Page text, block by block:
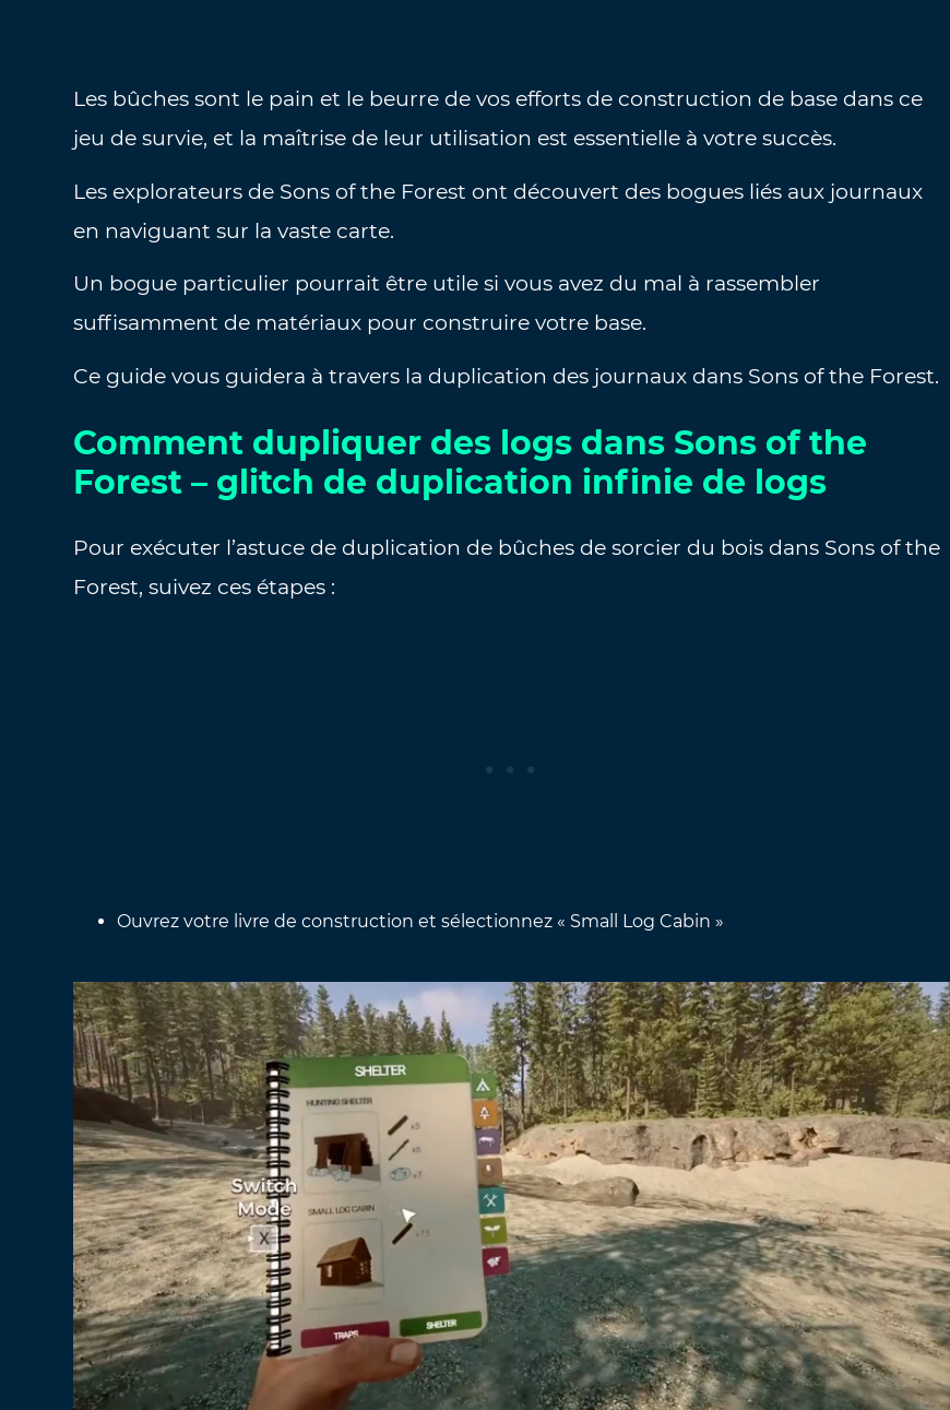
Les bûches sont le pain et le beurre de vos efforts de construction de base dans ce
jeu de survie, et la maîtrise de leur utilisation est essentielle à votre succès.
Les explorateurs de Sons of the Forest ont découvert des bogues liés aux journaux
en naviguant sur la vaste carte.
Un bogue particulier pourrait être utile si vous avez du mal à rassembler
suffisamment de matériaux pour construire votre base.
Ce guide vous guidera à travers la duplication des journaux dans Sons of the Forest.
Comment dupliquer des logs dans Sons of the
Forest – glitch de duplication infinie de logs
Pour exécuter l’astuce de duplication de bûches de sorcier du bois dans Sons of the
Forest, suivez ces étapes :
Ouvrez votre livre de construction et sélectionnez « Small Log Cabin »